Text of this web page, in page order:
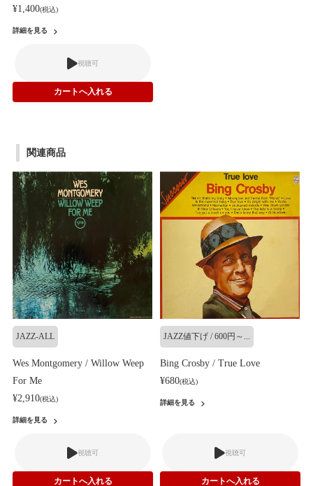
¥1,400(税込)
詳細を見る
視聴可
関連商品
JAZZ-ALL
Wes Montgomery / Willow Weep
For Me
¥2,910(税込)
詳細を見る
視聴可
JAZZ値下げ / 600円～...
Bing Crosby / True Love
¥680(税込)
詳細を見る
視聴可